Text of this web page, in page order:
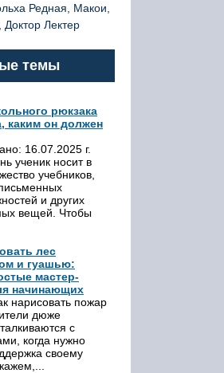
Редная, Макои,
Лектер
темы
рюкзака
каким он должен
16.07.2025 г.
ученик носит в
учебников,
и других
вещей. Чтобы
лес
и гуашью:
мастер-
начинающих
нарисовать пожар
дюже
с
когда нужно
своему